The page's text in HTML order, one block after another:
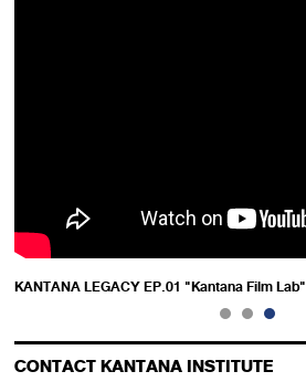
KANTANA LEGACY EP.01 "Kantana Film Lab"
CONTACT KANTANA INSTITUTE